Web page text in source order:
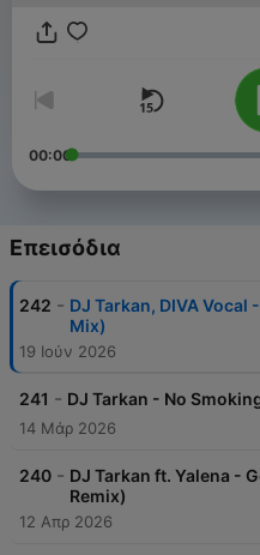
since the poll has started. For Bookings Worldwide please
00:00
Επεισόδια
242 - DJ Tarkan, DIVA Vocal
Mix)
19 Ιούν 2026
241 - DJ Tarkan - No
14 Μάρ 2026
240 - DJ Tarkan ft. Yalena -
Remix)
12 Απρ 2026